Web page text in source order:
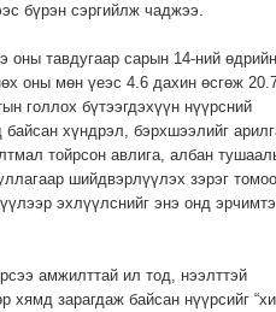
бүрэн сэргийлж чаджээ.
оны тавдугаар сарын 14-ний өдрийн
оны мөн үеэс 4.6 дахин өсгөж
голлох бүтээгдэхүүн нүүрсний
хүндрэл, бэрхшээлийг
тойрсон авлига, албан
шийдвэрлүүлэх зэрэг
эхлүүлснийг энэ онд
амжилттай ил тод, нээлттэй
хямд зарагдаж байсан нүүрсийг